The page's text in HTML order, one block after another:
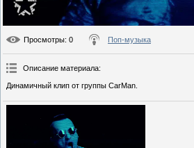
Просмотры: 0 Поп-музыка
Описание материала:
Динамичный клип от группы CarMan.